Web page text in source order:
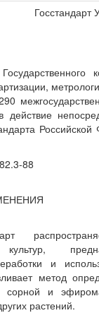
Госстандарт
88
культур,
и
метод
сорной и
растений.